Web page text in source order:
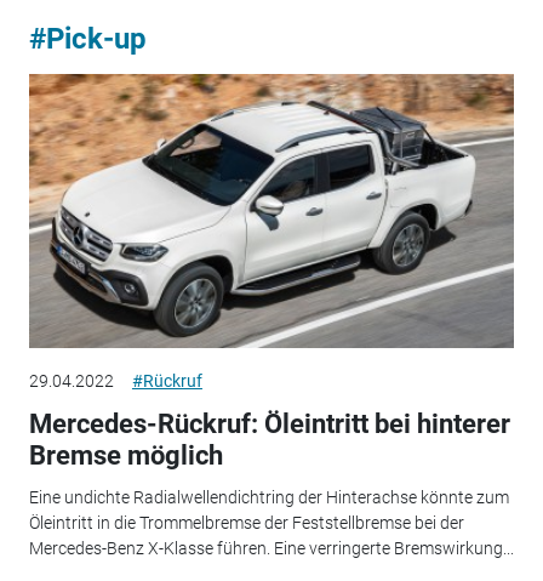
#Pick-up
29.04.2022 #Rückruf
Mercedes-Rückruf: Öleintritt bei hinterer
Bremse möglich
Eine undichte Radialwellendichtring der Hinterachse könnte zum
Öleintritt in die Trommelbremse der Feststellbremse bei der
Mercedes-Benz X-Klasse führen. Eine verringerte Bremswirkung...